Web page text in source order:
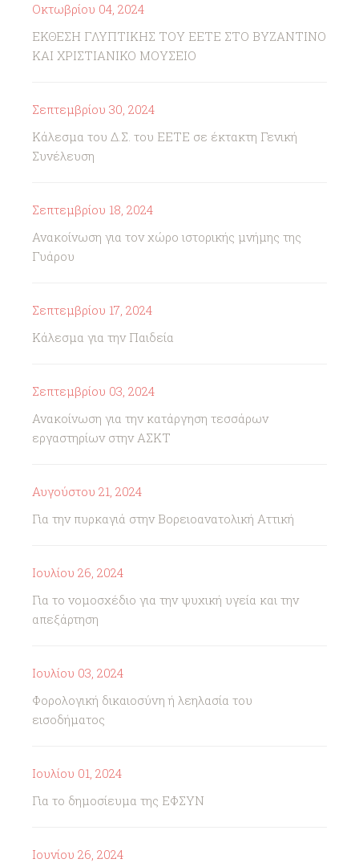
Οκτωβρίου 04, 2024
ΕΚΘΕΣΗ ΓΛΥΠΤΙΚΗΣ ΤΟΥ ΕΕΤΕ ΣΤΟ ΒΥΖΑΝΤΙΝΟ
ΚΑΙ ΧΡΙΣΤΙΑΝΙΚΟ ΜΟΥΣΕΙΟ
Σεπτεμβρίου 30, 2024
Κάλεσμα του Δ.Σ. του ΕΕΤΕ σε έκτακτη Γενική
Συνέλευση
Σεπτεμβρίου 18, 2024
Ανακοίνωση για τον χώρο ιστορικής μνήμης της
Γυάρου
Σεπτεμβρίου 17, 2024
Κάλεσμα για την Παιδεία
Σεπτεμβρίου 03, 2024
Ανακοίνωση για την κατάργηση τεσσάρων
εργαστηρίων στην ΑΣΚΤ
Αυγούστου 21, 2024
Για την πυρκαγιά στην Βορειοανατολική Αττική
Ιουλίου 26, 2024
Για το νομοσχέδιο για την ψυχική υγεία και την
απεξάρτηση
Ιουλίου 03, 2024
Φορολογική δικαιοσύνη ή λεηλασία του
εισοδήματος
Ιουλίου 01, 2024
Για το δημοσίευμα της ΕΦΣΥΝ
Ιουνίου 26, 2024